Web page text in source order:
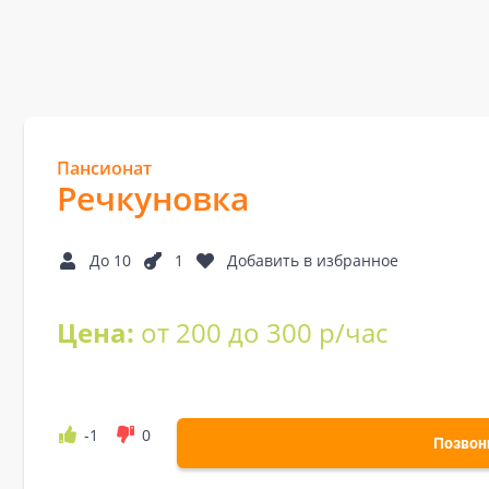
Пансионат
Речкуновка
До 10 1 Добавить в избранное
Цена: от 200 до 300 р/час
-1 0